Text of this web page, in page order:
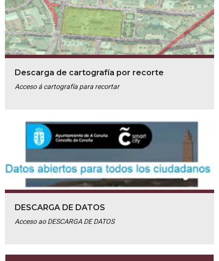
Descarga de cartografía por recorte
Acceso á cartografía para recortar
DESCARGA DE DATOS
Acceso ao DESCARGA DE DATOS